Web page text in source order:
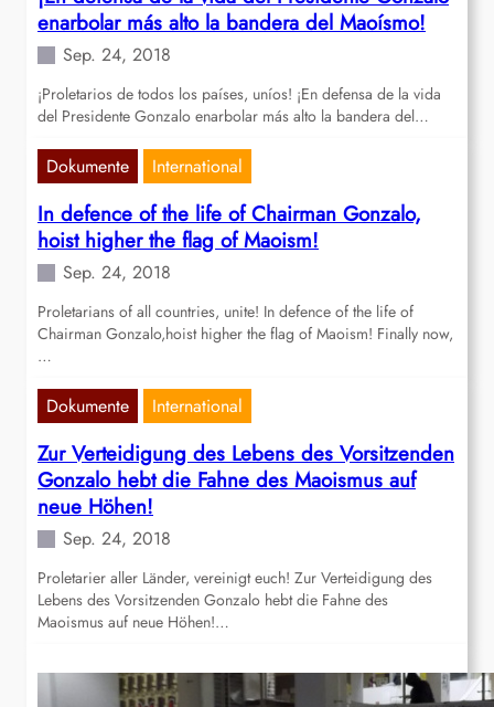
enarbolar más alto la bandera del Maoísmo!
Sep. 24, 2018
¡Proletarios de todos los países, uníos! ¡En defensa de la vida
del Presidente Gonzalo enarbolar más alto la bandera del…
Dokumente International
In defence of the life of Chairman Gonzalo,
hoist higher the flag of Maoism!
Sep. 24, 2018
Proletarians of all countries, unite! In defence of the life of
Chairman Gonzalo,hoist higher the flag of Maoism! Finally now,
…
Dokumente International
Zur Verteidigung des Lebens des Vorsitzenden
Gonzalo hebt die Fahne des Maoismus auf
neue Höhen!
Sep. 24, 2018
Proletarier aller Länder, vereinigt euch! Zur Verteidigung des
Lebens des Vorsitzenden Gonzalo hebt die Fahne des
Maoismus auf neue Höhen!…